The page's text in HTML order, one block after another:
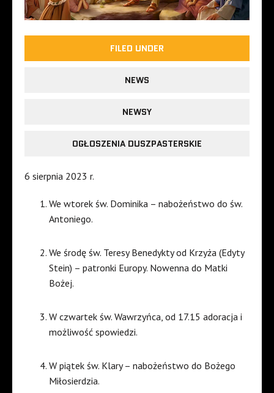
FILED UNDER
NEWS
NEWSY
OGŁOSZENIA DUSZPASTERSKIE
6 sierpnia 2023 r.
We wtorek św. Dominika – nabożeństwo do św.
Antoniego.
We środę św. Teresy Benedykty od Krzyża (Edyty
Stein) – patronki Europy. Nowenna do Matki
Bożej.
W czwartek św. Wawrzyńca, od 17.15 adoracja i
możliwość spowiedzi.
W piątek św. Klary – nabożeństwo do Bożego
Miłosierdzia.